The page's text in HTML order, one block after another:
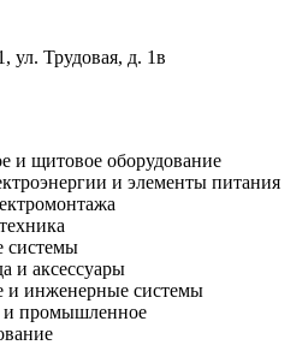
ул. Трудовая, д. 1в
и щитовое оборудование
и элементы питания
системы
и аксессуары
и инженерные системы
и промышленное